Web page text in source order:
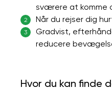
sværere at komme
2 Når du rejser dig
3
Gradvist,
reducere
Hvor du kan finde